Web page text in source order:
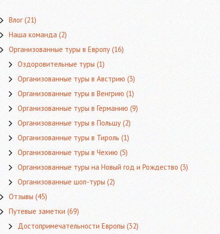
Влог(21)
Наша команда(2)
Организованные туры в Европу(16)
Оздоровительные туры(1)
Организованные туры в Австрию(3)
Организованные туры в Венгрию(1)
Организованные туры в Германию(9)
Организованные туры в Польшу(2)
Организованные туры в Тироль(1)
Организованные туры в Чехию(5)
Организованные туры на Новый год и Рождество(3)
Организованные шоп-туры(2)
Отзывы(45)
Путевые заметки(69)
Достопримечательности Европы(32)